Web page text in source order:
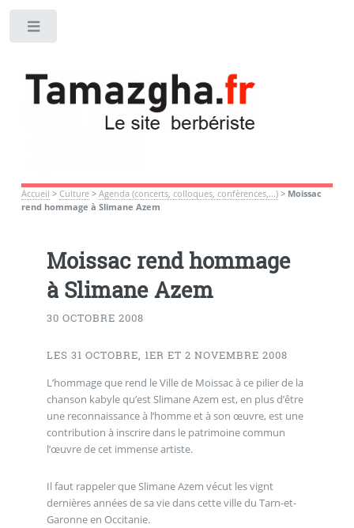
Accueil > Culture> Agenda (concerts, colloques, confèrences,...)> Moissac
rend hommage à Slimane Azem
Moissac rend hommage
à Slimane Azem
30 OCTOBRE 2008
LES 31 OCTOBRE, 1ER ET 2 NOVEMBRE 2008
L’hommage que rend le Ville de Moissac à ce pilier de la
chanson kabyle qu’est Slimane Azem est, en plus d’être
une reconnaissance à l’homme et à son œuvre, est une
contribution à inscrire dans le patrimoine commun
l’œuvre de cet immense artiste.
Il faut rappeler que Slimane Azem vécut les vignt
dernières années de sa vie dans cette ville du Tarn-et-
Garonne en Occitanie.